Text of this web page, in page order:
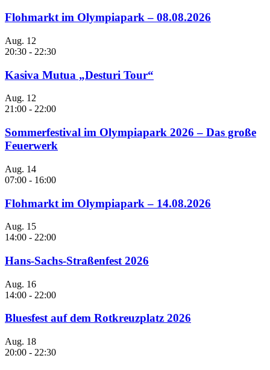
Flohmarkt im Olympiapark – 08.08.2026
Aug. 12
20:30 - 22:30
Kasiva Mutua „Desturi Tour“
Aug. 12
21:00 - 22:00
Sommerfestival im Olympiapark 2026 – Das große
Feuerwerk
Aug. 14
07:00 - 16:00
Flohmarkt im Olympiapark – 14.08.2026
Aug. 15
14:00 - 22:00
Hans-Sachs-Straßenfest 2026
Aug. 16
14:00 - 22:00
Bluesfest auf dem Rotkreuzplatz 2026
Aug. 18
20:00 - 22:30